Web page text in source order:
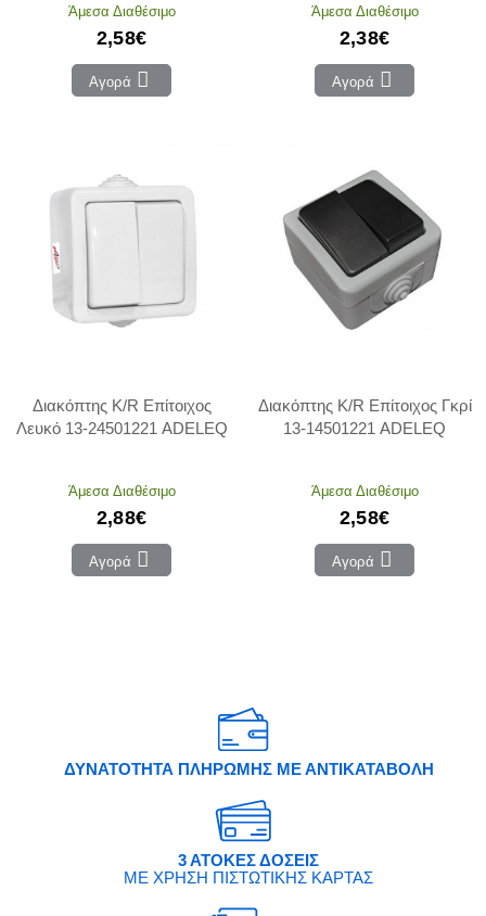
Άμεσα Διαθέσιμο
2,58€
Αγορά
Άμεσα Διαθέσιμο
2,38€
Αγορά
Διακόπτης K/R Επίτοιχος
Λευκό 13-24501221 ADELEQ
Άμεσα Διαθέσιμο
2,88€
Αγορά
Διακόπτης K/R Επίτοιχος Γκρί
13-14501221 ADELEQ
Άμεσα Διαθέσιμο
2,58€
Αγορά
ΔΥΝΑΤΟΤΗΤΑ ΠΛΗΡΩΜΗΣ ΜΕ ΑΝΤΙΚΑΤΑΒΟΛΗ
3 ΑΤΟΚΕΣ ΔΟΣΕΙΣ
ΜΕ ΧΡΗΣΗ ΠΙΣΤΩΤΙΚΗΣ ΚΑΡΤΑΣ